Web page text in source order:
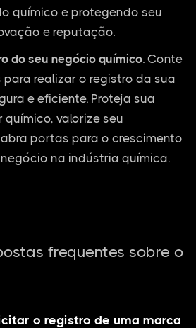
químico e protegendo seu
e reputação.
do seu negócio químico. Conte
realizar o registro da sua
e eficiente. Proteja sua
valorize seu
portas para o crescimento
na indústria química.
frequentes sobre o
o registro de uma marca